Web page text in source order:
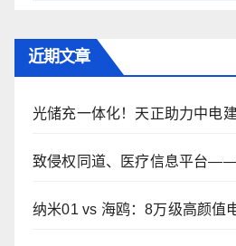
近期文章
光储充一体化！天正助力中电
致侵权同道、医疗信息平台
纳米01 vs 海鸥：8万级高颜值